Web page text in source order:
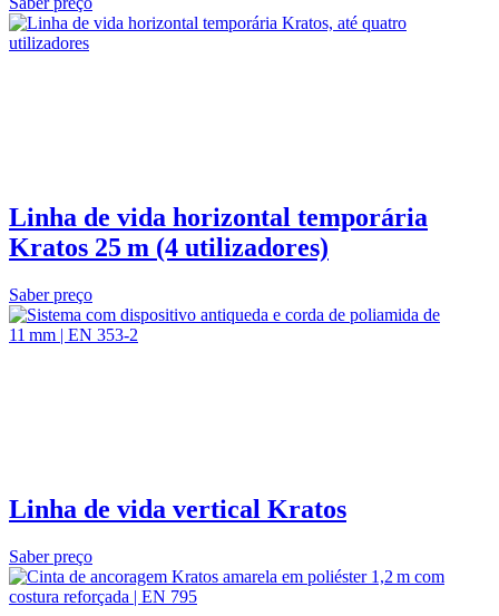
Linha de vida horizontal temporária
Kratos 25 m (4 utilizadores)
Saber preço
Linha de vida vertical Kratos
Saber preço